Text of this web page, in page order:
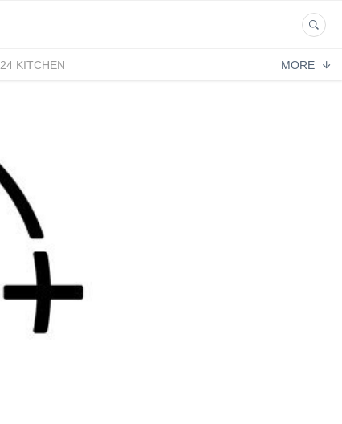
24 KITCHEN
MORE